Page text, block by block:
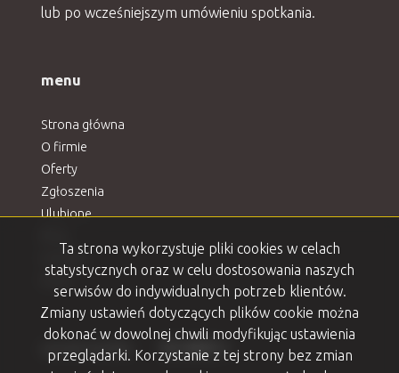
lub po wcześniejszym umówieniu spotkania.
menu
Strona główna
O firmie
Oferty
Zgłoszenia
Ulubione
Kontakt
Rodo
social media Facebook
Facebook
Facebook
Facebook
Facebook
Ta strona wykorzystuje pliki cookies w celach
statystycznych oraz w celu dostosowania naszych
serwisów do indywidualnych potrzeb klientów.
Zmiany ustawień dotyczących plików cookie można
dokonać w dowolnej chwili modyfikując ustawienia
przeglądarki. Korzystanie z tej strony bez zmian